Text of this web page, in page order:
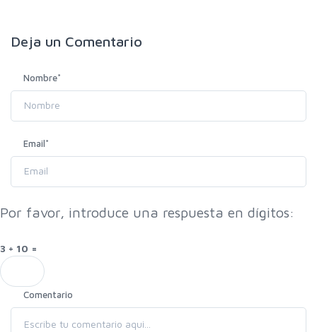
Deja un Comentario
Nombre*
Email*
Por favor, introduce una respuesta en dígitos:
3 + 10 =
Comentario